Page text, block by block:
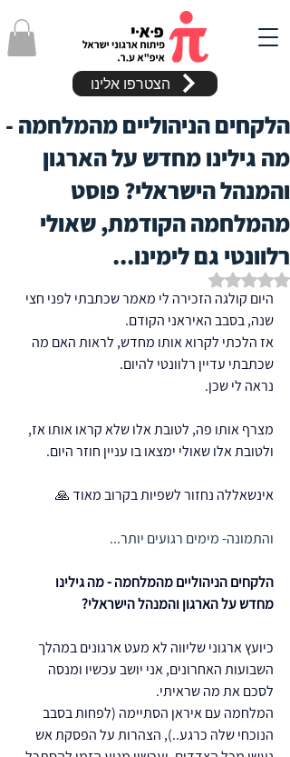
הצטרפו אלינו
הלקחים הניהוליים מהמלחמה -
מה גילינו מחדש על הארגון
והמנהל הישראלי? פוסט
מהמלחמה הקודמת, שאולי
רלוונטי גם לימינו...
דירוג של NaN מתוך 5 כוכבים
היום קולגה הזכירה לי מאמר שכתבתי לפני חצי
שנה, בסבב האיראני הקודם.
אז הלכתי לקרוא אותו מחדש, לראות האם מה
שכתבתי עדיין רלוונטי להיום.
נראה לי שכן.
מצרף אותו פה, לטובת אלו שלא קראו אותו אז,
ולטובת אלו שאולי ימצאו בו עניין חוזר היום.
אינשאללה נחזור לשפיות בקרוב מאוד 🙏
והתמונה- מימים רגועים יותר...
הלקחים הניהוליים מהמלחמה - מה גילינו
מחדש על הארגון והמנהל הישראלי?
כיועץ ארגוני שליווה לא מעט ארגונים במהלך
השבועות האחרונים, אני יושב עכשיו ומנסה
לסכם את מה שראיתי.
המלחמה עם איראן הסתיימה (לפחות בסבב
הנוכחי שלה כרגע..), הצהרות על הפסקת אש